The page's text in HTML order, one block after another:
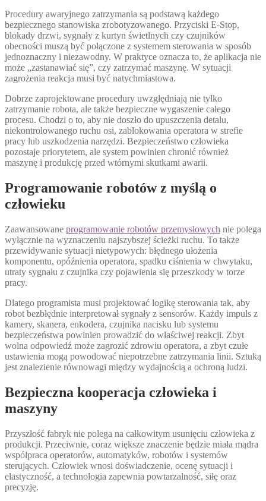
Procedury awaryjnego zatrzymania są podstawą każdego
bezpiecznego stanowiska zrobotyzowanego. Przyciski E-Stop,
blokady drzwi, sygnały z kurtyn świetlnych czy czujników
obecności muszą być połączone z systemem sterowania w sposób
jednoznaczny i niezawodny. W praktyce oznacza to, że aplikacja nie
może „zastanawiać się”, czy zatrzymać maszynę. W sytuacji
zagrożenia reakcja musi być natychmiastowa.
Dobrze zaprojektowane procedury uwzględniają nie tylko
zatrzymanie robota, ale także bezpieczne wygaszenie całego
procesu. Chodzi o to, aby nie doszło do upuszczenia detalu,
niekontrolowanego ruchu osi, zablokowania operatora w strefie
pracy lub uszkodzenia narzędzi. Bezpieczeństwo człowieka
pozostaje priorytetem, ale system powinien chronić również
maszynę i produkcję przed wtórnymi skutkami awarii.
Programowanie robotów z myślą o
człowieku
Zaawansowane programowanie robotów przemysłowych nie polega
wyłącznie na wyznaczeniu najszybszej ścieżki ruchu. To także
przewidywanie sytuacji nietypowych: błędnego ułożenia
komponentu, opóźnienia operatora, spadku ciśnienia w chwytaku,
utraty sygnału z czujnika czy pojawienia się przeszkody w torze
pracy.
Dlatego programista musi projektować logikę sterowania tak, aby
robot bezbłędnie interpretował sygnały z sensorów. Każdy impuls z
kamery, skanera, enkodera, czujnika nacisku lub systemu
bezpieczeństwa powinien prowadzić do właściwej reakcji. Zbyt
wolna odpowiedź może zagrozić zdrowiu operatora, a zbyt czułe
ustawienia mogą powodować niepotrzebne zatrzymania linii. Sztuką
jest znalezienie równowagi między wydajnością a ochroną ludzi.
Bezpieczna kooperacja człowieka i
maszyny
Przyszłość fabryk nie polega na całkowitym usunięciu człowieka z
produkcji. Przeciwnie, coraz większe znaczenie będzie miała mądra
współpraca operatorów, automatyków, robotów i systemów
sterujących. Człowiek wnosi doświadczenie, ocenę sytuacji i
elastyczność, a technologia zapewnia powtarzalność, siłę oraz
precyzję.